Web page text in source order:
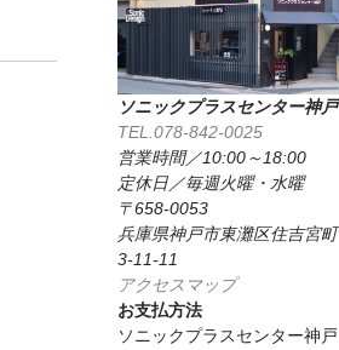
ソニックプラスセンター神戸
TEL.078-842-0025
営業時間／10:00～18:00
定休日／毎週火曜・水曜
〒658-0053
兵庫県神戸市東灘区住吉宮町
3-11-11
アクセスマップ
お支払方法
ソニックプラスセンター神戸